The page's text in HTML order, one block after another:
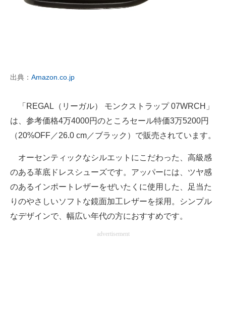
出典： Amazon.co.jp
「REGAL（リーガル） モンクストラップ 07WRCH」
は、参考価格4万4000円のところセール特価3万5200円
（20%OFF／26.0 cm／ブラック）で販売されています。
オーセンティックなシルエットにこだわった、高級感
のある革底ドレスシューズです。アッパーには、ツヤ感
のあるインポートレザーをぜいたくに使用した、足当た
りのやさしいソフトな鏡面加工レザーを採用。シンプル
なデザインで、幅広い年代の方におすすめです。
advertisement